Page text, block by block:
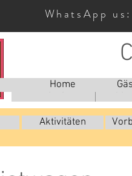
WhatsApp
Home
Home
Aktivitäten